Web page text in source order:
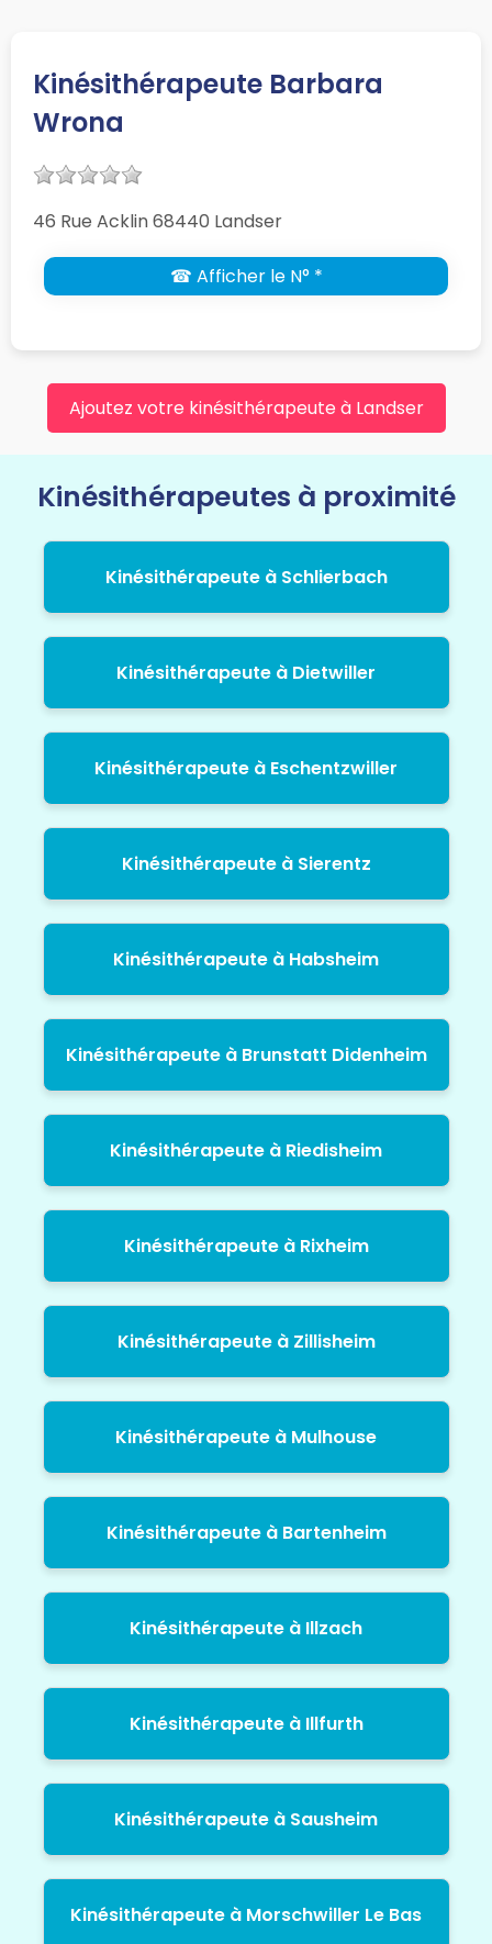
Kinésithérapeute Barbara
Wrona
46 Rue Acklin 68440 Landser
☎ Afficher le N° *
Ajoutez votre kinésithérapeute à Landser
Kinésithérapeutes à proximité
Kinésithérapeute à Schlierbach
Kinésithérapeute à Dietwiller
Kinésithérapeute à Eschentzwiller
Kinésithérapeute à Sierentz
Kinésithérapeute à Habsheim
Kinésithérapeute à Brunstatt Didenheim
Kinésithérapeute à Riedisheim
Kinésithérapeute à Rixheim
Kinésithérapeute à Zillisheim
Kinésithérapeute à Mulhouse
Kinésithérapeute à Bartenheim
Kinésithérapeute à Illzach
Kinésithérapeute à Illfurth
Kinésithérapeute à Sausheim
Kinésithérapeute à Morschwiller Le Bas